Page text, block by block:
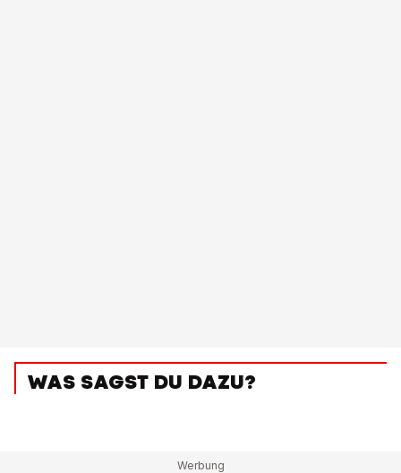
WAS SAGST DU DAZU?